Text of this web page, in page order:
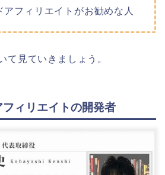
アフィリエイトがお勧めな人
て見ていきましょう。
ィリエイトの開発者